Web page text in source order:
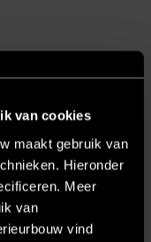
van cookies
maakt gebruik van
Hieronder
Meer
van
vind